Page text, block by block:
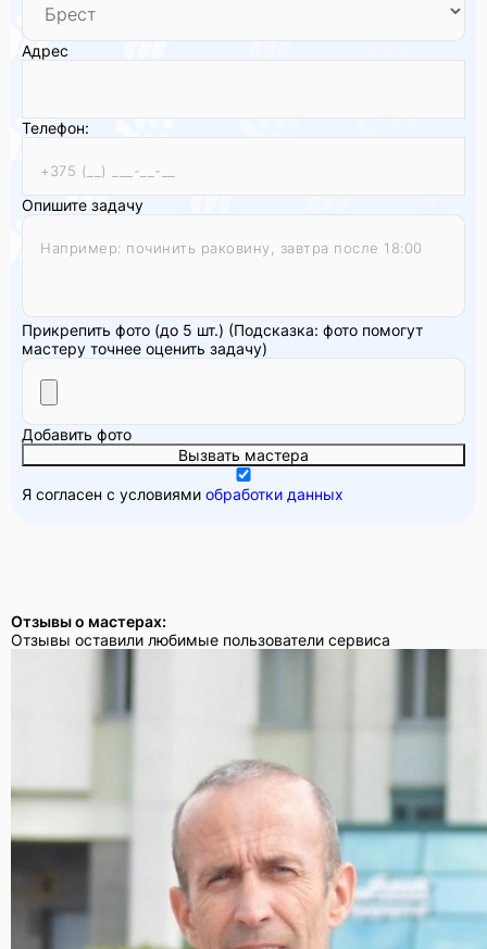
Адрес
Телефон:
Опишите задачу
Прикрепить фото (до 5 шт.) (Подсказка: фото помогут
мастеру точнее оценить задачу)
Добавить фото
Вызвать мастера
Я согласен с условиями обработки данных
Отзывы о мастерах:
Отзывы оставили любимые пользователи сервиса